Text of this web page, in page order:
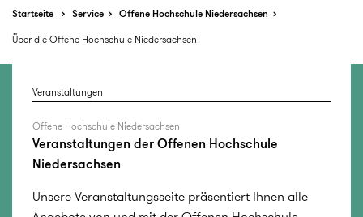
Startseite Service
Offene Hochschule Niedersachsen
Über die Offene Hochschule Niedersachsen
Veranstaltungen
Offene Hochschule Niedersachsen
Veranstaltungen der Offenen Hochschule
Niedersachsen
Unsere Veranstaltungsseite präsentiert Ihnen alle